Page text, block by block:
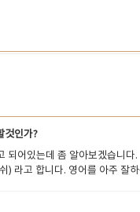
것인가?
되어있는데 좀 알아보겠습니
) 라고 합니다. 영어를 아주
나 인터네이션을 살리면서